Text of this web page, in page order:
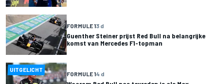
FORMULE 13 d
Guenther Steiner prijst Red Bull na belangrijke
komst van Mercedes F1-topman
UITGELICHT
FORMULE 14 d